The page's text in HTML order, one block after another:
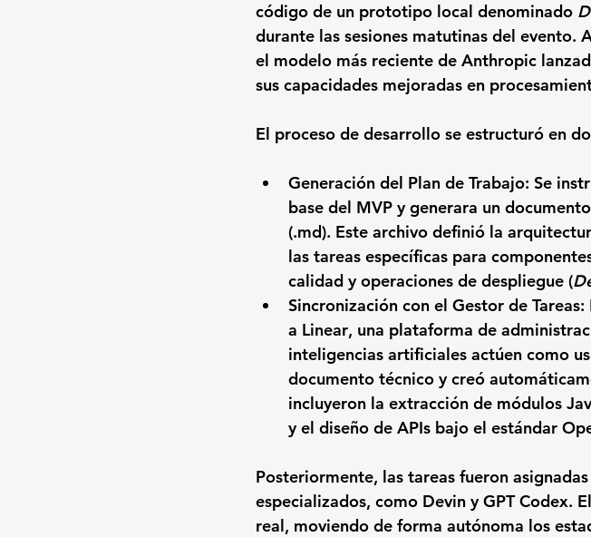
código de un prototipo local denominado
durante las sesiones matutinas del evento.
el modelo más reciente de Anthropic
sus capacidades mejoradas en
El proceso de desarrollo se estructuró en
Generación del Plan de Trabajo: Se
base del MVP y generara un
(.md). Este archivo definió la
las tareas específicas para
calidad y operaciones de despliegue (
Sincronización con el Gestor de Tareas:
a Linear, una plataforma de
inteligencias artificiales actúen como
documento técnico y creó
incluyeron la extracción de módulos
y el diseño de APIs bajo el estándar
Posteriormente, las tareas fueron
especializados, como Devin y GPT Codex.
real, moviendo de forma autónoma los